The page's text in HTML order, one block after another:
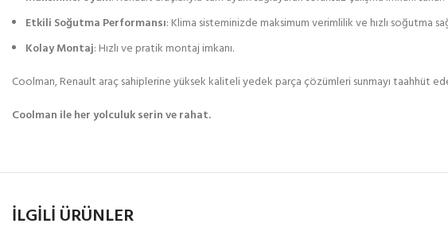
Etkili Soğutma Performansı: Klima sisteminizde maksimum verimlilik ve hızlı soğutma
Kolay Montaj: Hızlı ve pratik montaj imkanı.
Coolman, Renault araç sahiplerine yüksek kaliteli yedek parça çözümleri sunmayı taahhüt
Coolman ile her yolculuk serin ve rahat.
İLGILI ÜRÜNLER